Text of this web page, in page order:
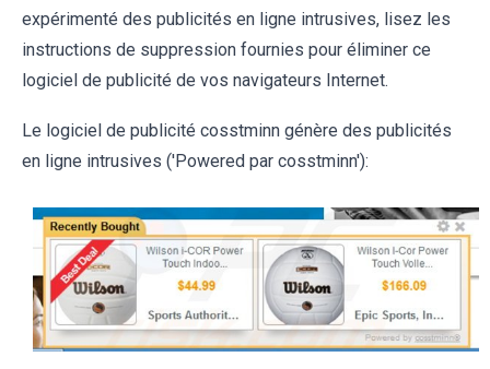
expérimenté des publicités en ligne intrusives, lisez les
instructions de suppression fournies pour éliminer ce
logiciel de publicité de vos navigateurs Internet.
Le logiciel de publicité cosstminn génère des publicités
en ligne intrusives ('Powered par cosstminn'):